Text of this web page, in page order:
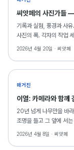
씨앗페의 사진가들
기록과 실험, 풍경과 사
사진의 폭. 각자의 작업
2026년 4월 20일 · 씨앗페
매거진
이열: 카메라와 함께
20년 넘게 나무만을 바
조명을 들고 그 앞에 서
통해 동료 예술인과 연대
2026년 4월 8일 · 씨앗페